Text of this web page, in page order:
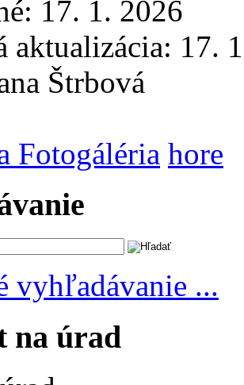
17. 1. 2026
aktualizácia: 17.
Štrbová
Fotogáléria hore
vyhľadávanie ...
na úrad